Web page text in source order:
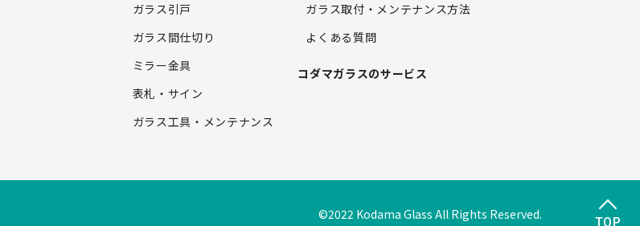
ガラス引戸
ガラス間仕切り
ミラー金具
表札・サイン
ガラス工具・ メンテナンス
ガラス取付・ メンテナンス方法
よくある質問
コダマガラスのサービス
TOP
©2022 Kodama Glass All Rights Reserved.